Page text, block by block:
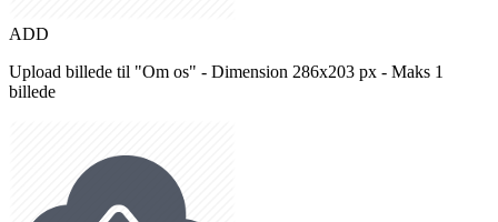
ADD
Upload billede til "Om os" - Dimension 286x203 px - Maks 1
billede